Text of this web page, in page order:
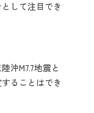
して注目でき
沖M7.7地震と
ることはでき